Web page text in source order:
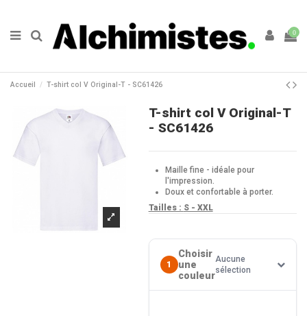
0
Accueil T-shirt col V Original-T - SC61426
T-shirt col V Original-T
- SC61426
Maille fine - idéale pour
l'impression.
Doux et confortable à porter.
Tailles : S - XXL
1
Choisir
une
couleur
Aucune
sélection